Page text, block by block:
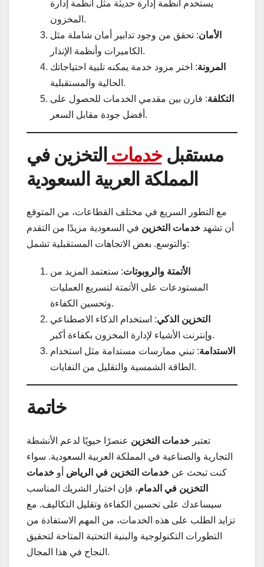
يستخدم أنظمة إدارة حديثة مثل أنظمة إدارة
المخزون.
الأمان: تحقق من وجود تدابير أمان شاملة مثل
الكاميرات وأنظمة الإنذار.
المرونة: اختر مزود خدمة يمكنه تلبية احتياجاتك
الحالية والمستقبلية.
التكلفة: قارن بين مقدمي الخدمات للحصول على
أفضل جودة مقابل السعر.
مستقبلخدمات التخزين في
المملكة العربية السعودية
مع التطور السريع في مختلف القطاعات، من المتوقع
أن تشهد خدمات التخزين في السعودية مزيدًا من التقدم
والتوسع. بعض الاتجاهات المستقبلية تشمل:
الأتمتة والروبوتات: ستعتمد المزيد من
المستودعات على الأتمتة لتسريع العمليات
وتحسين الكفاءة.
التخزين الذكي: استخدام الذكاء الاصطناعي
وإنترنت الأشياء لإدارة المخزون بكفاءة أكبر.
الاستدامة: تبني ممارسات مستدامة مثل استخدام
الطاقة الشمسية والتقليل من النفايات.
خاتمة
تعتبر خدمات التخزين عنصرًا حيويًا لدعم الأنشطة
التجارية والصناعية في المملكة العربية السعودية. سواء
كنت تبحث عن خدمات التخزين في الرياض أو خدمات
التخزين في الدمام، فإن اختيار الشريك المناسب
سيساعدك على تحسين الكفاءة وتقليل التكاليف. مع
تزايد الطلب على هذه الخدمات، من المهم الاستفادة من
التطورات التكنولوجية والبنية التحتية المتاحة لتحقيق
النجاح في هذا المجال.